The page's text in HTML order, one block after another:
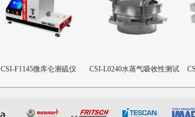
CSI-F1145微库仑测硫仪
CSI-L0240水蒸气吸收性测试